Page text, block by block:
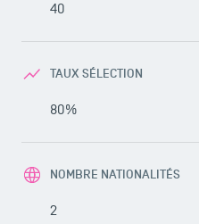
40
TAUX SÉLECTION
80%
NOMBRE NATIONALITÉS
2